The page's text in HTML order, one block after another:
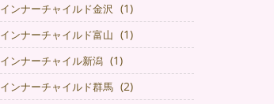
インナーチャイルド金沢 (1)
インナーチャイルド富山 (1)
インナーチャイル新潟 (1)
インナーチャイルド群馬 (2)